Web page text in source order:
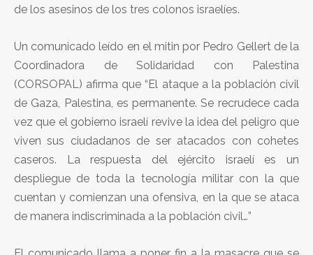
de los asesinos de los tres colonos israelíes.
Un comunicado leído en el mitin por Pedro Gellert de la
Coordinadora de Solidaridad con Palestina
(CORSOPAL) afirma que “El ataque a la población civil
de Gaza, Palestina, es permanente. Se recrudece cada
vez que el gobierno israelí revive la idea del peligro que
viven sus ciudadanos de ser atacados con cohetes
caseros. La respuesta del ejército israelí es un
despliegue de toda la tecnología militar con la que
cuentan y comienzan una ofensiva, en la que se ataca
de manera indiscriminada a la población civil…”